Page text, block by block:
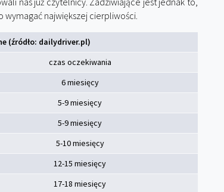
największej cierpliwości.
(źródło: dailydriver.pl)
czas oczekiwania
6 miesięcy
5-9 miesięcy
5-9 miesięcy
5-10 miesięcy
12-15 miesięcy
17-18 miesięcy